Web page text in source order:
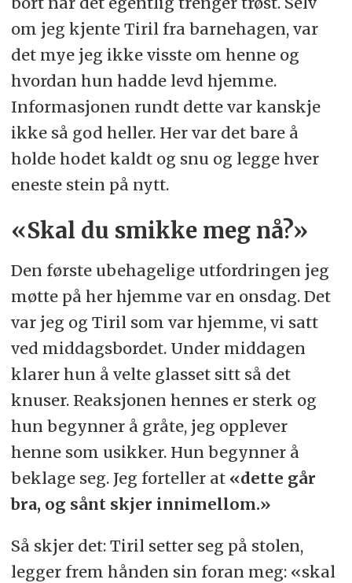
om jeg kjente Tiril fra barnehagen, var
det mye jeg ikke visste om henne og
hvordan hun hadde levd hjemme.
Informasjonen rundt dette var kanskje
ikke så god heller. Her var det bare å
holde hodet kaldt og snu og legge hver
eneste stein på nytt.
«Skal du smikke meg nå?»
Den første ubehagelige utfordringen jeg
møtte på her hjemme var en onsdag. Det
var jeg og Tiril som var hjemme, vi satt
ved middagsbordet. Under middagen
klarer hun å velte glasset sitt så det
knuser. Reaksjonen hennes er sterk og
hun begynner å gråte, jeg opplever
henne som usikker. Hun begynner å
beklage seg. Jeg forteller at «dette går
bra, og sånt skjer innimellom.»
Så skjer det: Tiril setter seg på stolen,
legger frem hånden sin foran meg: «skal